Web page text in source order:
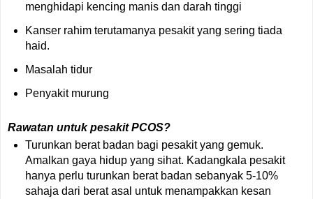
menghidapi kencing manis dan darah tinggi
Kanser rahim terutamanya pesakit yang sering tiada
haid.
Masalah tidur
Penyakit murung
Rawatan untuk pesakit PCOS?
Turunkan berat badan bagi pesakit yang gemuk.
Amalkan gaya hidup yang sihat. Kadangkala pesakit
hanya perlu turunkan berat badan sebanyak 5-10%
sahaja dari berat asal untuk menampakkan kesan